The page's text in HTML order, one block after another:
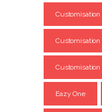
Customisation
Eazy One